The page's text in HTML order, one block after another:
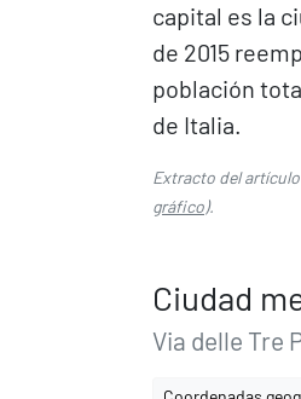
capital es la
de 2015
población
de Italia.
Extracto del
gráfico).
Ciudad
Via delle Tre